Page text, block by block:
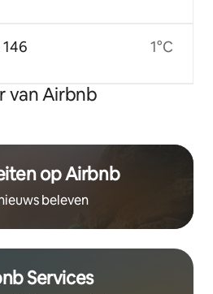
1°C
van Airbnb
op Airbnb
beleven
Services